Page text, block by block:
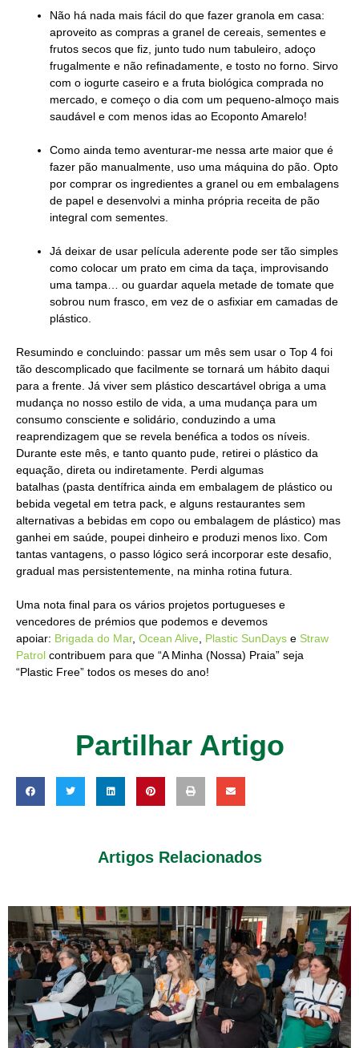
Não há nada mais fácil do que fazer granola em casa:
aproveito as compras a granel de cereais, sementes e
frutos secos que fiz, junto tudo num tabuleiro, adoço
frugalmente e não refinadamente, e tosto no forno. Sirvo
com o iogurte caseiro e a fruta biológica comprada no
mercado, e começo o dia com um pequeno-almoço mais
saudável e com menos idas ao Ecoponto Amarelo!
Como ainda temo aventurar-me nessa arte maior que é
fazer pão manualmente, uso uma máquina do pão. Opto
por comprar os ingredientes a granel ou em embalagens
de papel e desenvolvi a minha própria receita de pão
integral com sementes.
Já deixar de usar película aderente pode ser tão simples
como colocar um prato em cima da taça, improvisando
uma tampa… ou guardar aquela metade de tomate que
sobrou num frasco, em vez de o asfixiar em camadas de
plástico.
Resumindo e concluindo: passar um mês sem usar o Top 4 foi
tão descomplicado que facilmente se tornará um hábito daqui
para a frente. Já viver sem plástico descartável obriga a uma
mudança no nosso estilo de vida, a uma mudança para um
consumo consciente e solidário, conduzindo a uma
reaprendizagem que se revela benéfica a todos os níveis.
Durante este mês, e tanto quanto pude, retirei o plástico da
equação, direta ou indiretamente. Perdi algumas
batalhas (pasta dentífrica ainda em embalagem de plástico ou
bebida vegetal em tetra pack, e alguns restaurantes sem
alternativas a bebidas em copo ou embalagem de plástico) mas
ganhei em saúde, poupei dinheiro e produzi menos lixo. Com
tantas vantagens, o passo lógico será incorporar este desafio,
gradual mas persistentemente, na minha rotina futura.
Uma nota final para os vários projetos portugueses e
vencedores de prémios que podemos e devemos
apoiar: Brigada do Mar, Ocean Alive Plastic SunDays e Straw
Patrol contribuem para que “A Minha (Nossa) Praia” seja
“Plastic Free” todos os meses do ano!
Partilhar Artigo
Artigos Relacionados